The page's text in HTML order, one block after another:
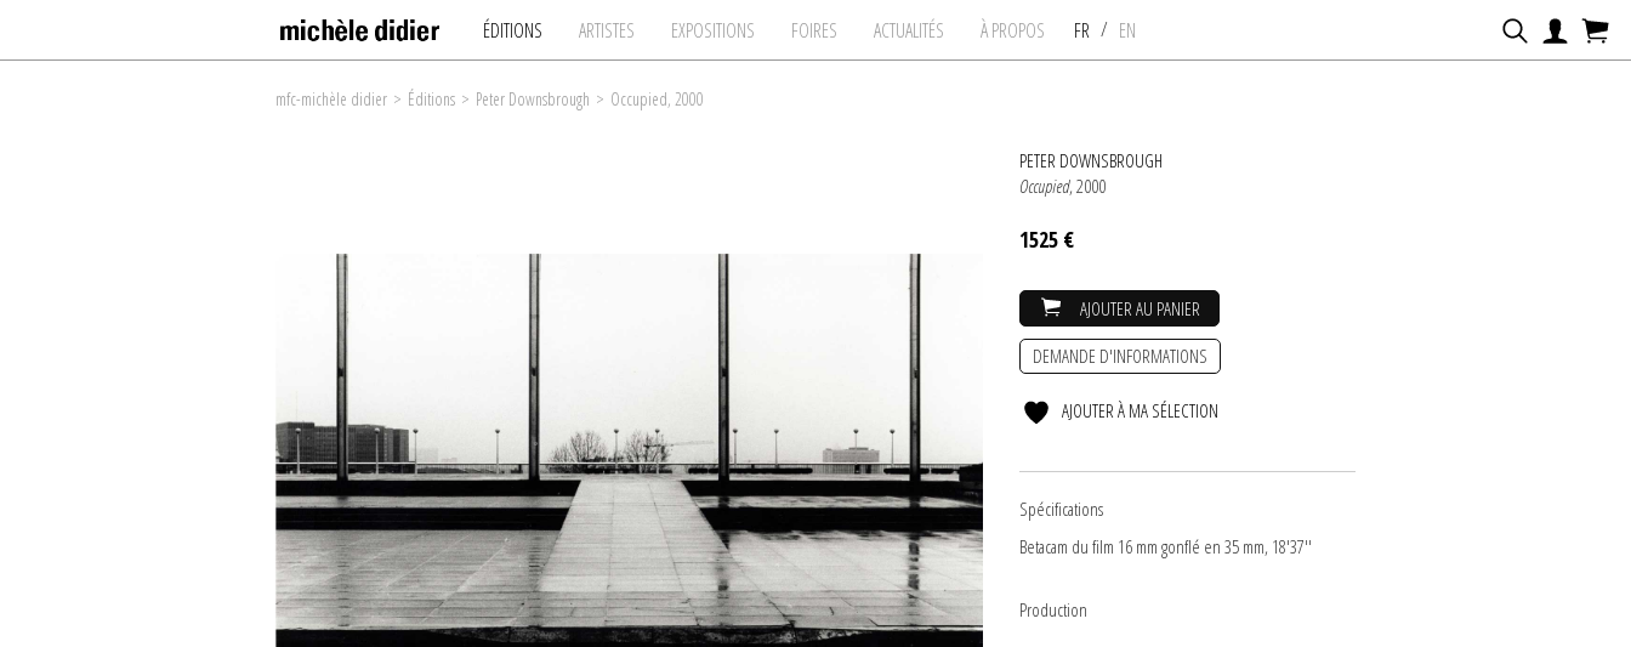
ÉDITIONS ARTISTES EXPOSITIONS FOIRES ACTUALITÉS À PROPOS FR / EN
mfc-michèle didier > Éditions > Peter Downsbrough > Occupied, 2000
PETER DOWNSBROUGH
Occupied, 2000
1525 €
AJOUTER AU PANIER
DEMANDE D'INFORMATIONS
AJOUTER À MA SÉLECTION
Spécifications
Betacam du film 16 mm gonflé en 35 mm, 18'37''
Production